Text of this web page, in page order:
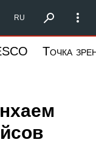
Запад
RU
Точка